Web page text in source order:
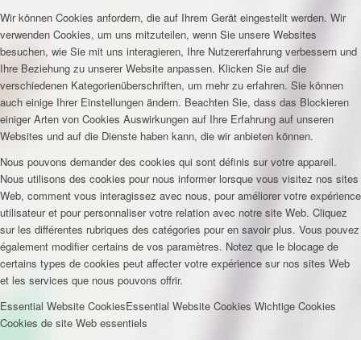
Wir können Cookies anfordern, die auf Ihrem Gerät eingestellt werden. Wir
verwenden Cookies, um uns mitzuteilen, wenn Sie unsere Websites
besuchen, wie Sie mit uns interagieren, Ihre Nutzererfahrung verbessern und
Ihre Beziehung zu unserer Website anpassen. Klicken Sie auf die
verschiedenen Kategorienüberschriften, um mehr zu erfahren. Sie können
auch einige Ihrer Einstellungen ändern. Beachten Sie, dass das Blockieren
einiger Arten von Cookies Auswirkungen auf Ihre Erfahrung auf unseren
Websites und auf die Dienste haben kann, die wir anbieten können.
Nous pouvons demander des cookies qui sont définis sur votre appareil.
Nous utilisons des cookies pour nous informer lorsque vous visitez nos sites
Web, comment vous interagissez avec nous, pour améliorer votre expérience
utilisateur et pour personnaliser votre relation avec notre site Web. Cliquez
sur les différentes rubriques des catégories pour en savoir plus. Vous pouvez
également modifier certains de vos paramètres. Notez que le blocage de
certains types de cookies peut affecter votre expérience sur nos sites Web
et les services que nous pouvons offrir.
Essential Website CookiesEssential Website Cookies Wichtige Cookies
Cookies de site Web essentiels